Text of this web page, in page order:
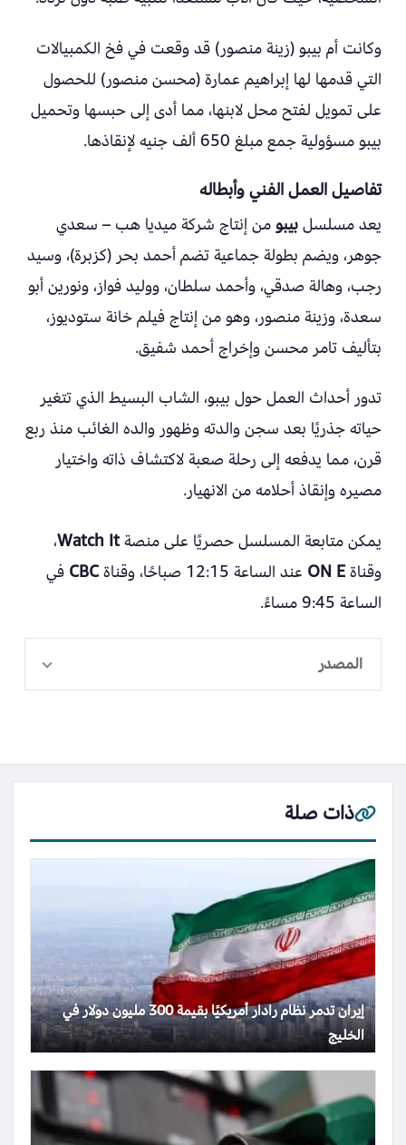
وكانت أم بيبو (زينة منصور) قد وقعت في فخ الكمبيالات
التي قدمها لها إبراهيم عمارة (محسن منصور) للحصول
على تمويل لفتح محل لابنها، مما أدى إلى حبسها وتحميل
بيبو مسؤولية جمع مبلغ 650 ألف جنيه لإنقاذها.
تفاصيل العمل الفني وأبطاله
يعد مسلسلبيبو من إنتاج شركة ميديا هب – سعدي
جوهر، ويضم بطولة جماعية تضم أحمد بحر (كزبرة)، وسيد
رجب، وهالة صدقي، وأحمد سلطان، ووليد فواز، ونورين أبو
سعدة، وزينة منصور، وهو من إنتاج فيلم خانة ستوديوز،
بتأليف تامر محسن وإخراج أحمد شفيق.
تدور أحداث العمل حول بيبو، الشاب البسيط الذي تتغير
حياته جذريًا بعد سجن والدته وظهور والده الغائب منذ ربع
قرن، مما يدفعه إلى رحلة صعبة لاكتشاف ذاته واختيار
مصيره وإنقاذ أحلامه من الانهيار.
يمكن متابعة المسلسل حصريًا على منصةWatch It،
وقناةON E عند الساعة 12:15 صباحًا، وقناة CBC في
الساعة 9:45 مساءً.
المصدر
ذات صلة
إيران تدمر نظام رادار أمريكيًا بقيمة 300 مليون دولار في
الخليج